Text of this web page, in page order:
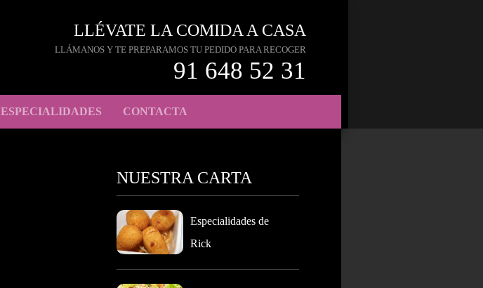
LLÉVATE LA COMIDA A CASA
LLÁMANOS Y TE PREPARAMOS TU PEDIDO PARA RECOGER
91 648 52 31
ESPECIALIDADES CONTACTA
NUESTRA CARTA
Especialidades de
Rick